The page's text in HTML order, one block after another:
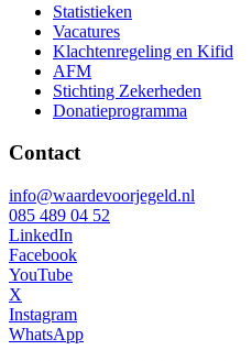
Statistieken
Vacatures
Klachtenregeling en Kifid
AFM
Stichting Zekerheden
Donatieprogramma
Contact
info@waardevoorjegeld.nl
085 489 04 52
LinkedIn
Facebook
YouTube
X
Instagram
WhatsApp